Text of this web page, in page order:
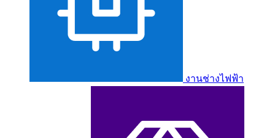
งานช่างไฟฟ้า